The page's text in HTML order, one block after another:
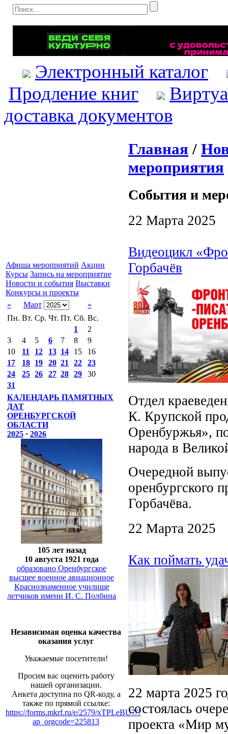
Электронный каталог
Продление книг
доставка документов
Афиша мероприятий Акции
Курсы Запись на мероприятие
Новости и события Выставки
Конкурсы и проекты
«
Март
»
Пн. Вт. Ср. Чт. Пт. Сб. Вс.
1
2
3
4 5 6 7 8
9
10
11 12 13 14 15
16
17
18 19 20 21 22
23
24
25 26 27 28 29
30
31
КАЛЕНДАРЬ ПАМЯТНЫХ
ДАТ
ОРЕНБУРГСКОЙ
ОБЛАСТИ
2025 · 2026
105 лет назад
10 августа 1921 года
образовано Оренбургское
высшее военное авиационное
Краснознаменное училище
летчиков имени И. С. Полбина
Независимая оценка качества
оказания услуг
Уважаемые посетители!
Просим вас оценить работу
нашей организации.
Анкета доступна по QR-коду, а
также по прямой ссылке:
https://forms.mkrf.ru/e/2579/xTPLeBU7/?
ap_orgcode=225813
Главная /
мероприятия
События и
22 Марта 2025
Видеоцикл
Горбачёв
Отдел
К. Крупской
Оренбуржья»,
народа в
Очередной
оренбургского
Горбачёва.
22 Марта 2025
Как поймать
22 марта 2025
состоялась
проекта «Мир